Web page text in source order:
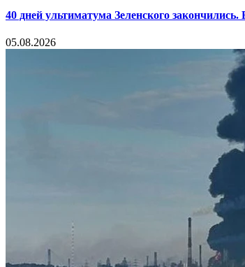
40 дней ультиматума Зеленского закончились.
05.08.2026